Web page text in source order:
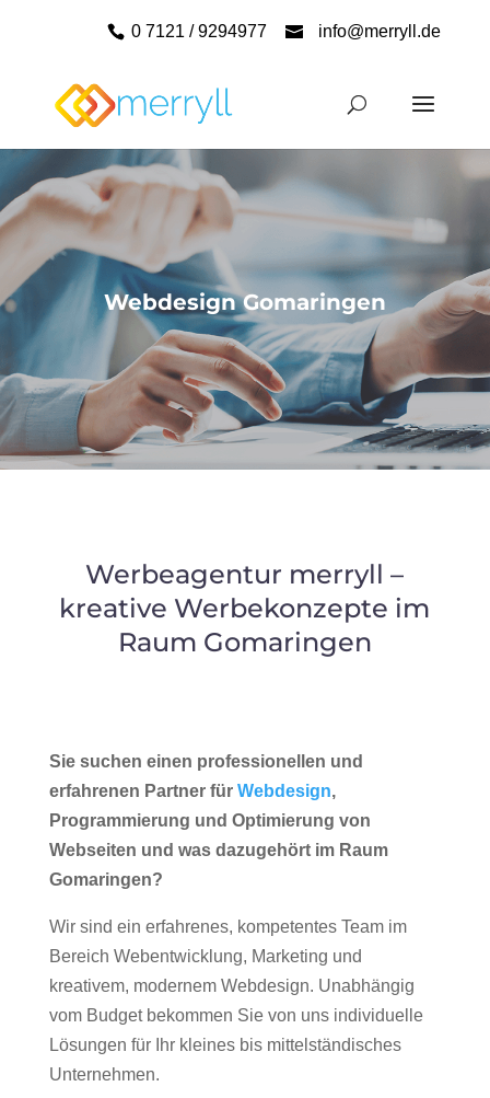
0 7121 / 9294977 info@merryll.de
Webdesign Gomaringen
Werbeagentur merryll –
kreative Werbekonzepte im
Raum Gomaringen
Sie suchen einen professionellen und
erfahrenen Partner für Webdesign,
Programmierung und Optimierung von
Webseiten und was dazugehört im Raum
Gomaringen?
Wir sind ein erfahrenes, kompetentes Team im
Bereich Webentwicklung, Marketing und
kreativem, modernem Webdesign. Unabhängig
vom Budget bekommen Sie von uns individuelle
Lösungen für Ihr kleines bis mittelständisches
Unternehmen.